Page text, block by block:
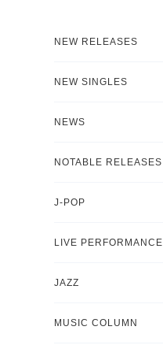
NEW RELEASES
NEW SINGLES
NEWS
NOTABLE RELEASES
J-POP
LIVE PERFORMANCE
JAZZ
MUSIC COLUMN